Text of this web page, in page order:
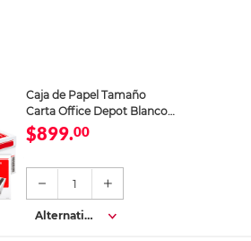
Caja de Papel Tamaño
Carta Office Depot Blanco
5000 hojas
$899.00
1
Alternativa